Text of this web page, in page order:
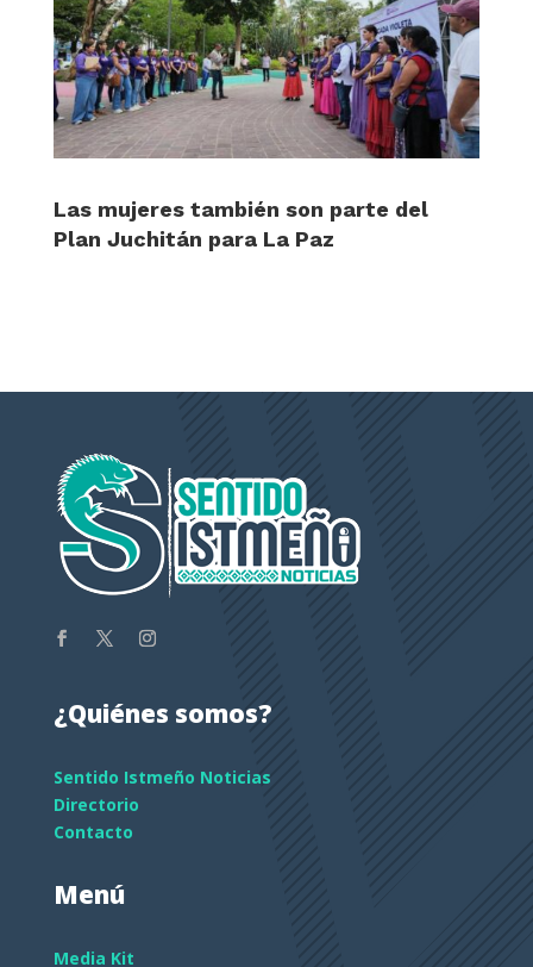
Las mujeres también son parte del
Plan Juchitán para La Paz
¿Quiénes somos?
Sentido Istmeño Noticias
Directorio
Contacto
Menú
Media Kit